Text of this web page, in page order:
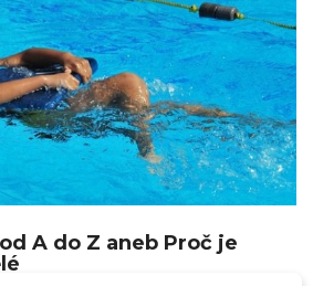
A do Z aneb Proč je